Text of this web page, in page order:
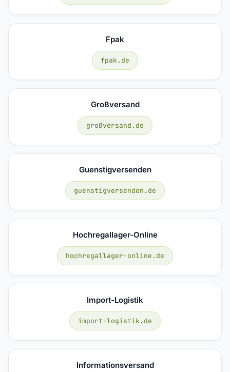
Fpak
fpak.de
Großversand
großversand.de
Guenstigversenden
guenstigversenden.de
Hochregallager-Online
hochregallager-online.de
Import-Logistik
import-logistik.de
Informationsversand